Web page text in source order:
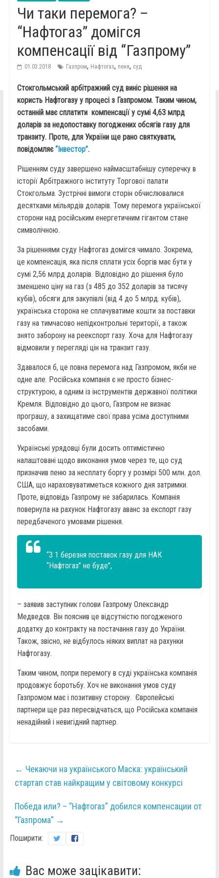
Чи таки перемога? –
“Нафтогаз” домігся
компенсації від “Газпрому”
01.03.2018 Газпром, Нафтогаз, пеня, суд
Стокгольмський арбітражний суд виніс рішення на
користь Нафтогазу у процесі з Газпромом. Таким чином,
останній має сплатити компенсації у сумі 4,63 млрд
доларів за недопоставку погоджених обсягів газу для
транзиту. Проте, для України ще рано святкувати,
повідомляє“Інвестор”.
Рішенням суду завершено наймасштабнішу суперечку в
історії Арбітражного інституту Торгової палати
Стокгольма. Зустрічні вимоги сторін обчислювалися
десятками мільярдів доларів. Тому перемога української
сторони над російським енергетичним гігантом стане
символічною.
За рішеннями суду Нафтогаз домігся чимало. Зокрема,
це компенсація, яка після сплати усіх боргів має бути у
сумі 2,56 млрд доларів. Відповідно до рішення було
зменшено ціну на газ (з 485 до 352 доларів за тисячу
кубів), обсяги для закупівлі (від 4 до 5 млрд. кубів),
українська сторона не сплачуватиме кошти за поставки
газу на тимчасово непідконтрольні території, а також
знято заборону на реекспорт газу. Хоча для Нафтогазу
відмовили у перегляді цін на транзит газу.
Здавалося б, це повна перемога над Газпромом, якби не
одне але. Російська компанія є не просто бізнес-
структурою, а одним із інструментів державної політики
Кремля. Відповідно до цього, Газпром не визнає
програшу, а захищатиме свої права усіма доступними
засобами.
Українські урядовці були досить оптимістично
налаштовані щодо виконання умов через те, що суд
призначив пеню за несплату боргу у розмірі 500 млн. дол.
США, що нараховуватиметься кожного дня затримки.
Проте, відповідь Газпрому не забарилась. Компанія
повернула на рахунок Нафтогазу аванс за експорт газу
передбаченого умовами рішення.
“З 1 березня поставок газу для НАК
“Нафтогаз” не буде”,
– заявив заступник голови Газпрому Олександр
Медведєв. Він пояснив це відсутністю погодженого
додатку до контракту на постачання газу до України.
Також, звісно, не відбулось ніяких виплат на рахунки
Нафтогазу.
Таким чином, попри перемогу в суді українська компанія
продовжує боротьбу. Хоч не виконання умов суду
Газпромом має і позитивну сторону. Європейські
партнери ще раз пересвідчаться, що Російська компанія
ненадійний і невигідний партнер.
← Чекаючи на українського Маска: український
стартап став найкращим у світовому конкурсі
Победа или? – “Нафтогаз” добился компенсации от
“Газпрома” →
Поширити:
Вас може зацікавити: